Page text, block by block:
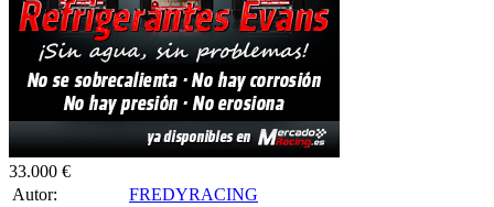
33.000 €
Autor:
FREDYRACING